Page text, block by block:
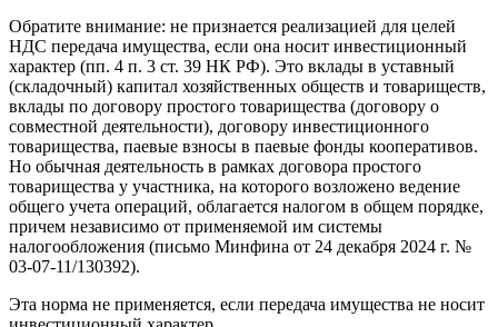
Обратите внимание: не признается реализацией для целей
НДС передача имущества, если она носит инвестиционный
характер (пп. 4 п. 3 ст. 39 НК РФ). Это вклады в уставный
(складочный) капитал хозяйственных обществ и товариществ,
вклады по договору простого товарищества (договору о
совместной деятельности), договору инвестиционного
товарищества, паевые взносы в паевые фонды кооперативов.
Но обычная деятельность в рамках договора простого
товарищества у участника, на которого возложено ведение
общего учета операций, облагается налогом в общем порядке,
причем независимо от применяемой им системы
налогообложения (письмо Минфина от 24 декабря 2024 г. №
03-07-11/130392).
Эта норма не применяется, если передача имущества не носит